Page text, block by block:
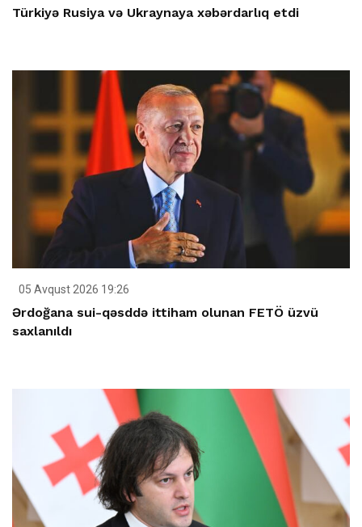
Türkiyə Rusiya və Ukraynaya xəbərdarlıq etdi
05 Avqust 2026 19:26
Ərdoğana sui-qəsddə ittiham olunan FETÖ üzvü
saxlanıldı